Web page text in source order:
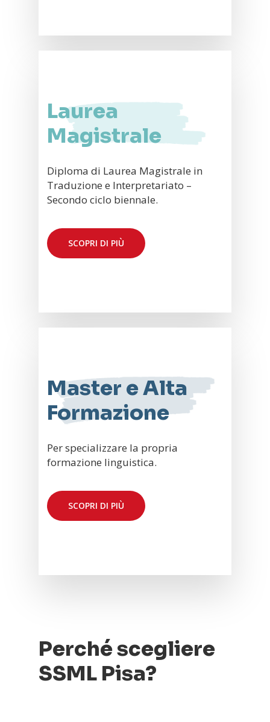
Laurea
Magistrale
Diploma di Laurea Magistrale in
Traduzione e Interpretariato –
Secondo ciclo biennale.
SCOPRI DI PIÙ
Master e Alta
Formazione
Per specializzare la propria
formazione linguistica.
SCOPRI DI PIÙ
Perché scegliere
SSML Pisa?